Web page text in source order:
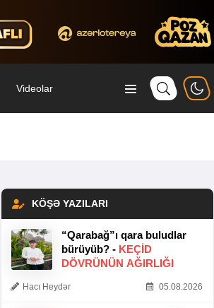
Videolar
KÖŞƏ YAZILARI
“Qarabağ”ı qara buludlar
bürüyüb? - KEÇID
DÖVRÜNÜN AĞIRLIĞI
Hacı Heydər 05.08.2026